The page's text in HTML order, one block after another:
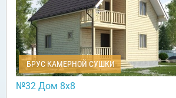
БРУС КАМЕРНОЙ СУШКИ
№32 Дом 8х8